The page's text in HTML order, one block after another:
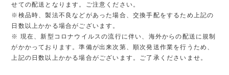
せての配送となります。ご注意ください。
※検品時、製法不良などがあった場合、交換手配をするため上記の
日数以上かかる場合がございます。
※ 現在、新型コロナウイルスの流行に伴い、海外からの配送に規制
がかかっております。準備が出来次第、順次発送作業を行うため、
上記の日数以上かかる場合がございます。ご了承くださいませ。